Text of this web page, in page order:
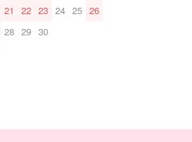
21 22 23 24 25 26
28 29 30